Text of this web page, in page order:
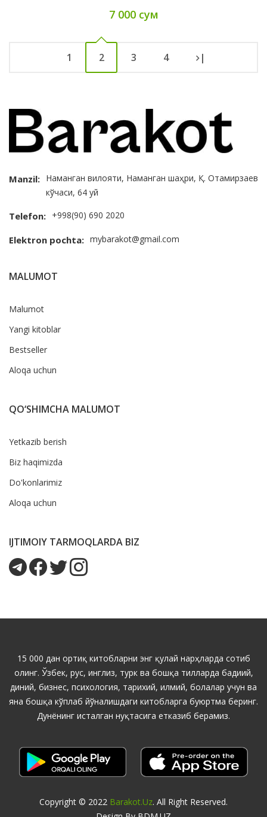
7 000 сум
1 2 3 4 |
Manzil: Наманган вилояти, Наманган шаҳри, Қ. Отамирзаев
кўчаси, 64 уй
Telefon: +998(90) 690 2020
Elektron pochta: mybarakot@gmail.com
MALUMOT
Malumot
Yangi kitoblar
Bestseller
Aloqa uchun
QO‘SHIMCHA MALUMOT
Yetkazib berish
Biz haqimizda
Do'konlarimiz
Aloqa uchun
IJTIMOIY TARMOQLARDA BIZ
15 000 дан ортиқ китобларни энг қулай нарҳларда сотиб
олинг. Ўзбек, рус, инглиз, турк ва бошқа тилларда бадиий,
диний, бизнес, психология, тарихий, илмий, болалар учун ва
яна бошқа кўплаб йўналишдаги китобларга буюртма беринг.
Дунёнинг исталган нуқтасига етказиб берамиз.
Copyright © 2022 Barakot.uz. All Right Reserved.